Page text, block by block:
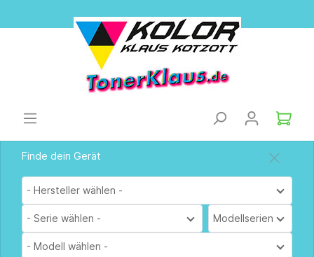
Finde dein Gerät
- Hersteller wählen -
- Serie wählen - Modellserien
- Modell wählen -